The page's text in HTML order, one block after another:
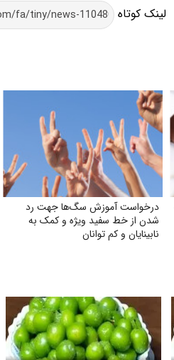
لینک کوتاه
درخواست آموزش سگ‌ها جهت رد
شدن از خط سفید ویژه و کمک به
نابینایان و کم توانان